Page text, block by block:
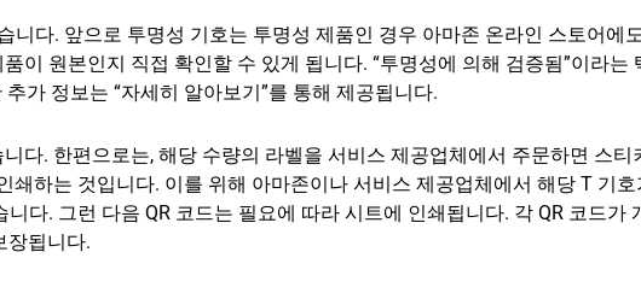
니다. 앞으로 투명성 기호는 투명성 제품인 경우 아마존 온라인 스토어에
이 원본인지 직접 확인할 수 있게 됩니다. “투명성에 의해 검증됨”이라는
가 정보는 “자세히 알아보기”를 통해 제공됩니다.
다. 한편으로는, 해당 수량의 라벨을 서비스 제공업체에서 주문하면 스티
쇄하는 것입니다. 이를 위해 아마존이나 서비스 제공업체에서 해당 T 기
다. 그런 다음 QR 코드는 필요에 따라 시트에 인쇄됩니다. 각 QR 코드가
장됩니다.